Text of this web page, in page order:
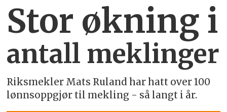
Stor økning i
antall meklinger
Riksmekler Mats Ruland har hatt over 100
lønnsoppgjør til mekling - så langt i år.